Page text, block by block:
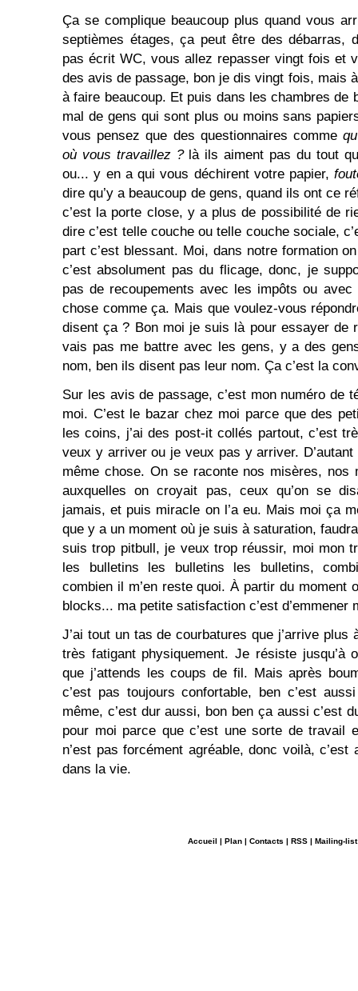
Ça se complique beaucoup plus quand vous
septièmes étages, ça peut être des débarras,
pas écrit WC, vous allez repasser vingt fois et
des avis de passage, bon je dis vingt fois, mais
à faire beaucoup. Et puis dans les chambres de
mal de gens qui sont plus ou moins sans
vous pensez que des questionnaires comme
où vous travaillez ?là ils aiment pas du tout
ou... y en a qui vous déchirent votre papier,
dire qu’y a beaucoup de gens, quand ils ont ce
c’est la porte close, y a plus de possibilité de
dire c’est telle couche ou telle couche sociale,
part c’est blessant. Moi, dans notre formation
c’est absolument pas du flicage, donc, je
pas de recoupements avec les impôts ou
chose comme ça. Mais que voulez-vous
disent ça ? Bon moi je suis là pour essayer de
vais pas me battre avec les gens, y a des
nom, ben ils disent pas leur nom. Ça c’est la
Sur les avis de passage, c’est mon numéro de
moi. C’est le bazar chez moi parce que des
les coins, j’ai des post-it collés partout, c’est
veux y arriver ou je veux pas y arriver.
même chose. On se raconte nos misères, nos
auxquelles on croyait pas, ceux qu’on se
jamais, et puis miracle on l’a eu. Mais moi ça
que y a un moment où je suis à saturation,
suis trop pitbull, je veux trop réussir, moi mon
les bulletins les bulletins les bulletins,
combien il m’en reste quoi. À partir du moment
blocks... ma petite satisfaction c’est d’emmener
J’ai tout un tas de courbatures que j’arrive plus
très fatigant physiquement. Je résiste jusqu’à
que j’attends les coups de fil. Mais après
c’est pas toujours confortable, ben c’est
même, c’est dur aussi, bon ben ça aussi c’est
pour moi parce que c’est une sorte de travail
n’est pas forcément agréable, donc voilà,
dans la vie.
Accueil | Plan | Contacts | RSS | Mailing-list